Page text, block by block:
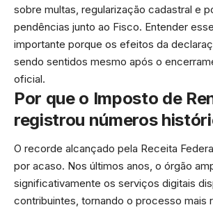
sobre multas, regularização cadastral e
pendências junto ao Fisco. Entender
importante porque os efeitos da
sendo sentidos mesmo após o
oficial.
Por que o Imposto de
registrou números
O recorde alcançado pela Receita
por acaso. Nos últimos anos, o órgão
significativamente os serviços digitais
contribuintes, tornando o processo mais